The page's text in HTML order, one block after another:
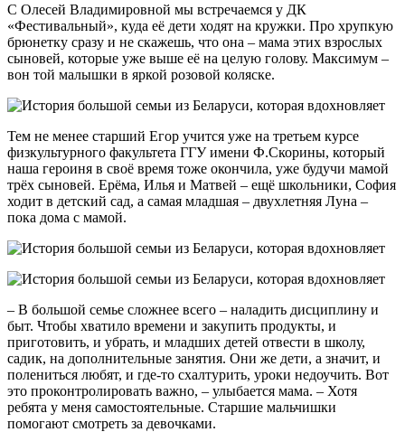
С Олесей Владимировной мы встречаемся у ДК
«Фестивальный», куда её дети ходят на кружки. Про хрупкую
брюнетку сразу и не ска­жешь, что она – мама этих взрос­лых
сыновей, которые уже выше её на целую голову. Максимум –
вон той малышки в яркой розовой коляске.
Тем не менее старший Егор учится уже на третьем курсе
физкультурного факультета ГГУ имени Ф.Скорины, который
наша героиня в своё время тоже окончила, уже будучи мамой
трёх сыновей. Ерёма, Илья и Матвей – ещё школьники, София
ходит в дет­ский сад, а самая младшая – двухлет­няя Луна –
пока дома с мамой.
– В большой семье сложнее всего – наладить дисциплину и
быт. Чтобы хватило времени и закупить продукты, и
приготовить, и убрать, и младших детей отвести в школу,
садик, на дополнительные заня­тия. Они же дети, а значит, и
поле­ниться любят, и где-то схалтурить, уроки недоучить. Вот
это проконтро­лировать важно, – улыбается мама. – Хотя
ребята у меня самостоятель­ные. Старшие мальчишки
помогают смотреть за девочками.